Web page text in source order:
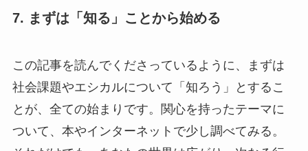
7. まずは「知る」ことから始める
この記事を読んでくださっているように、まずは
社会課題やエシカルについて「知ろう」とするこ
とが、全ての始まりです。関心を持ったテーマに
ついて、本やインターネットで少し調べてみる。